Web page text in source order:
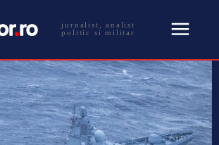
jurnalist, analist
politic si militar